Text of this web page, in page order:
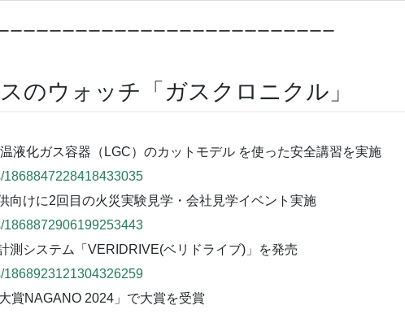
ーーーーーーーーーーーーーーーーーーーーーーーーー
のウォッチ「ガスクロニクル」
液化ガス容器（LGC）のカットモデル を使った安全講習を実施
1868847228418433035
向けに2回目の火災実験見学・会社見学イベント実施
1868872906199253443
測システム「VERIDRIVE(ベリドライブ)」を発売
1868923121304326259
賞NAGANO 2024」で大賞を受賞